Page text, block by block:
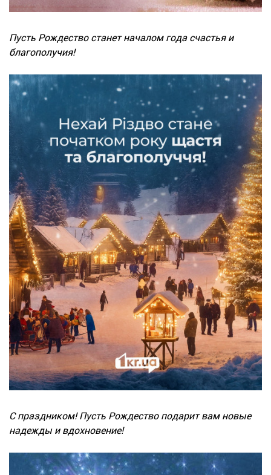
Пусть Рождество станет началом года счастья и
благополучия!
С праздником! Пусть Рождество подарит вам новые
надежды и вдохновение!